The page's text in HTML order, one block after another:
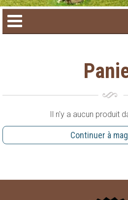
Catalogue de
Nouveaux
Il n'y a aucun produit
Continuer à